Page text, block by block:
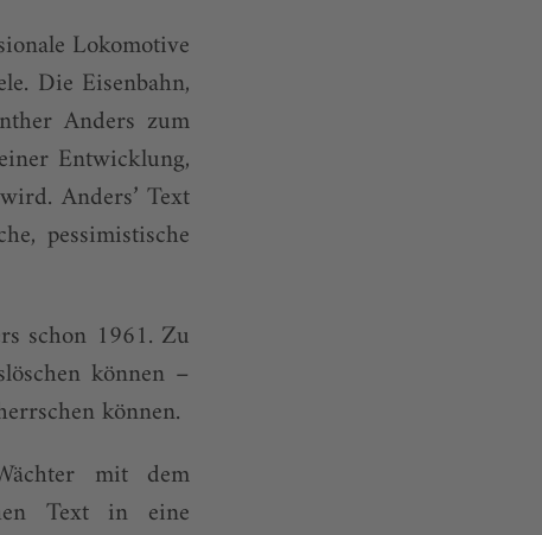
Lokomotive
Die Eisenbahn,
Anders zum
Entwicklung,
Anders’ Text
pessimistische
schon 1961. Zu
können –
können.
mit dem
Text in eine